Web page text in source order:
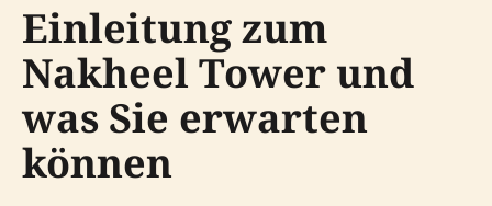
Einleitung zum
Nakheel Tower und
was Sie erwarten
können